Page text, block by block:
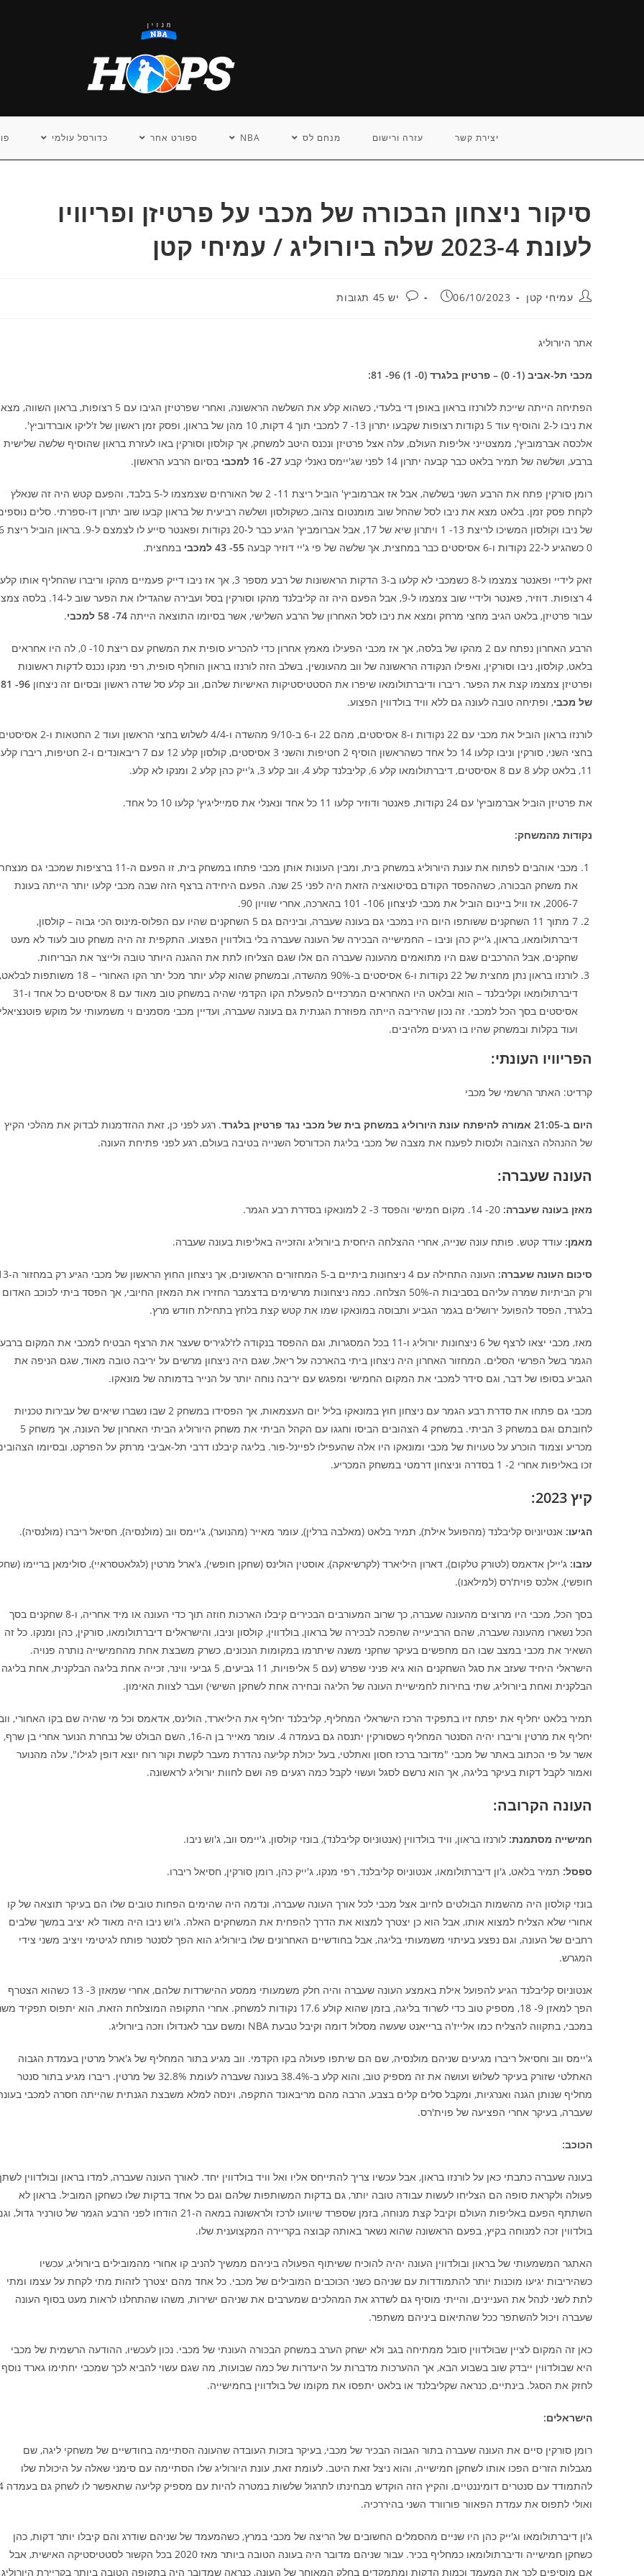
יצירת קשר עזרה ורישום מנחם לס NBA ספורט אחר כדורסל עולמי
סיקור ניצחון הבכורה של מכבי על פרטיזן ופריוויו
לעונת 2023-4 שלה ביורוליג / עמיחי קטן
מחבר:
עמיחי קטן פורסם:
06/10/2023 תגובות:
יש 45 תגובות
אתר היורוליג
מכבי תל-אביב (1- 0) – פרטיזן בלגרד (0- 1) 96- 81:
הפתיחה הייתה שייכת ללורנזו בראון באופן די בלעדי, כשהוא קלע את השלשה הראשונה, ואחרי שפרטיזן הגיבו עם 5 רצופות, בראון השווה, מצא
את ניבו ל-2 והוסיף עוד 5 נקודות רצופות שקבעו יתרון 13- 7 למכבי תוך 4 דקות, 10 מהן של בראון, ופסק זמן ראשון של ז'ליקו אוברדוביץ'.
אלכסה אברמוביץ', ממצטייני אליפות העולם, עלה אצל פרטיזן ונכנס היטב למשחק, אך קולסון וסורקין באו לעזרת בראון שהוסיף שלשה שלישית
ברבע, ושלשה של תמיר בלאט כבר קבעה יתרון 14 לפני שג'יימס נאנלי קבע
27- 16 למכבי בסיום הרבע הראשון.
רומן סורקין פתח את הרבע השני בשלשה, אבל אז אברמוביץ' הוביל ריצת 11- 2 של האורחים שצמצמו ל-5 בלבד, והפעם קטש היה זה שנאלץ
לקחת פסק זמן. בלאט מצא את ניבו לסל שהחל שוב מומנטום צהוב, כשקולסון ושלשה רביעית של בראון קבעו שוב יתרון דו-ספרתי. סלים
0 כשהגיע ל-22 נקודות ו-6 אסיסטים כבר במחצית, אך שלשה של פי ג'יי דוזיר קבעה 55- 43 למכבי במחצית.
זאק לידיי ופאנטר צמצמו ל-8 כשמכבי לא קלעו ב-3 הדקות הראשונות של רבע מספר 3, אך אז ניבו דייק פעמיים מהקו וריברו שהחליף אותו קלע
4 רצופות. דוזיר, פאנטר ולידיי שוב צמצמו ל-9, אבל הפעם היה זה קליבלנד מהקו וסורקין בסל ועבירה שהגדילו את
עבור פרטיזן, בלאט הגיב מחצי מרחק ומצא את ניבו לסל האחרון של הרבע השלישי, אשר בסיומו התוצאה הייתה 74- 58 למכבי .
הרבע האחרון נפתח עם 2 מהקו של בלסה, אך אז מכבי הפעילו מאמץ אחרון כדי להכריע סופית את המשחק עם ריצת 10- 0, לה היו אחראים
בלאט, קולסון, ניבו וסורקין, ואפילו הנקודה הראשונה של ווב מהעונשין. בשלב הזה לורנזו בראון הוחלף סופית, רפי מנקו נכנס לדקות ראשונות
ופרטיזן צמצמו קצת את הפער. ריברו ודיברתולומאו שיפרו את הסטטיסטיקות האישיות שלהם, ווב קלע סל שדה ראשון ובסיום זה ניצחון
96- 81
של מכבי, ופתיחה טובה לעונה גם ללא וויד בולדווין הפצוע.
לורנזו בראון הוביל את מכבי עם 22 נקודות ו-8 אסיסטים, מהם 22 ו-6 ב-9/10 מהשדה ו-4/4 לשלוש בחצי הראשון ועוד 2 החטאות
בחצי השני, סורקין וניבו קלעו 14 כל אחד כשהראשון הוסיף 2 חטיפות והשני 3 אסיסטים, קולסון קלע 12 עם 7 ריבאונדים ו-2 חטיפות, ריברו קלע
11, בלאט קלע 8 עם 8 אסיסטים, דיברתולומאו קלע 6, קליבלנד קלע 4, ווב קלע 3, ג'ייק כהן קלע 2 ומנקו לא קלע.
את פרטיזן הוביל אברמוביץ' עם 24 נקודות, פאנטר ודוזיר קלעו 11 כל אחד ונאנלי את סמייליגיץ' קלעו 10 כל אחד.
נקודות מהמשחק:
מכבי אוהבים לפתוח את עונת היורוליג במשחק בית, ומבין העונות אותן מכבי פתחו במשחק בית, זו הפעם ה-11 ברציפות שמכבי גם
את משחק הבכורה, כשההפסד הקודם בסיטואציה הזאת היה לפני 25 שנה. הפעם היחידה ברצף הזה שבה מכבי קלעו יותר הייתה בעונת
2006-7, אז וויל ביינום הוביל את מכבי לניצחון 106- 101 בהארכה, אחרי שוויון 90.
7 מתוך 11 השחקנים ששותפו היום היו במכבי גם בעונה שעברה, וביניהם גם 5 השחקנים שהיו עם הפלוס-מינוס הכי גבוה – קולסון,
דיברתולומאו, בראון, ג'ייק כהן וניבו – החמישייה הבכירה של העונה שעברה בלי בולדווין הפצוע. התקפית זה היה משחק טוב לעוד לא מעט
שחקנים, אבל ההרכבים שגם היו מתואמים מהעונה שעברה הם אלו שגם הצליחו לתת את ההגנה היותר טובה ולייצר את הבריחות.
לורנזו בראון נתן מחצית של 22 נקודות ו-6 אסיסטים ב-90% מהשדה, ובמשחק שהוא קלע יותר מכל יתר הקו האחורי – 18 משותפות לבלאט,
דיברתולומאו וקליבלנד – הוא ובלאט היו האחראים המרכזיים להפעלת הקו הקדמי שהיה במשחק טוב מאוד עם 8 אסיסטים כל אחד ו-31
אסיסטים בסך הכל למכבי. זה נכון שהיריבה הייתה מפוזרת הגנתית גם בעונה שעברה, ועדיין מכבי מסמנים וי משמעותי על מוקש
ועוד בקלות ובמשחק שהיו בו רגעים מלהיבים.
הפריוויו העונתי:
קרדיט: האתר הרשמי של מכבי
היום ב-21:05 אמורה להיפתח עונת היורוליג במשחק בית של מכבי נגד פרטיזן בלגרד
. רגע לפני כן, זאת ההזדמנות לבדוק את מהלכי הקיץ
של ההנהלה הצהובה ולנסות לפענח את מצבה של מכבי בליגת הכדורסל השנייה בטיבה בעולם, רגע לפני פתיחת העונה.
העונה שעברה:
מאזן בעונה שעברה:
מאמן: עודד קטש. פותח עונה שנייה, אחרי ההצלחה היחסית ביורוליג והזכייה באליפות בעונה שעברה.
סיכום העונה שעברה:
העונה התחילה עם 4 ניצחונות ביתיים ב-5 המחזורים הראשונים,
ורק הביתיות שמרה עליהם בסביבות ה-50% הצלחה. כמה ניצחונות מרשימים בדצמבר החזירו את המאזן החיובי, אך הפסד ביתי לכוכב האדום
בלגרד, הפסד להפועל ירושלים בגמר הגביע ותבוסה במונאקו שמו את קטש קצת בלחץ בתחילת חודש מרץ.
מאז, מכבי יצאו לרצף של 6 ניצחונות יורוליג ו-11 בכל המסגרות, וגם ההפסד בנקודה לז'לגיריס שעצר את הרצף הבטיח למכבי את המקום ברבע
הגמר בשל הפרשי הסלים. המחזור האחרון היה ניצחון ביתי בהארכה על ריאל, שגם היה ניצחון מרשים על יריבה טובה מאוד, שגם הניפה את
הגביע בסופו של דבר, וגם סידר למכבי את המקום החמישי ומפגש עם יריבה נוחה יותר על הנייר בדמותה של מונאקו.
מכבי גם פתחו את סדרת רבע הגמר עם ניצחון חוץ במונאקו בליל יום העצמאות, אך הפסידו במשחק 2 שבו נשברו שיאים של עבירות טכניות
לחובתם וגם במשחק 3 הביתי. במשחק 4 הצהובים הביסו וחגגו עם הקהל הביתי את משחק היורוליג הביתי האחרון של העונה, אך משחק 5
מכריע וצמוד הוכרע על טעויות של מכבי ומונאקו היו אלה שהעפילו לפיינל-פור. בליגה קיבלנו דרבי תל-אביבי מרתק על הפרקט, ובסיומו
זכו באליפות אחרי 2- 1 בסדרה וניצחון דרמטי במשחק המכריע.
קיץ 2023:
הגיעו: אנטיוניוס קליבלנד (מהפועל אילת), תמיר בלאט (מאלבה ברלין), עומר מאייר (מהנוער), ג'יימס ווב (מולנסיה), חסיאל ריברו (מולנסיה).
עזבו: ג'יילן אדאמס (לטורק טלקום), דארון היליארד (לקרשיאקה), אוסטין הולינס (שחקן חופשי), ג'ארל מרטין (לגלאטסראיי), סולימאן בריימו
חופשי), אלכס פוית'רס (למילאנו).
בסך הכל, מכבי היו מרוצים מהעונה שעברה, כך שרוב המעורבים הבכירים קיבלו הארכות חוזה תוך כדי העונה או מיד אחריה, ו-8 שחקנים בסך
הכל נשארו מהעונה שעברה, שהם הרביעייה שהפכה לבכירה של בראון, בולדווין, קולסון וניבו, והישראלים דיברתולומאו, סורקין, כהן ומנקו. כל זה
השאיר את מכבי במצב שבו הם מחפשים בעיקר שחקני משנה שיתרמו במקומות הנכונים, כשרק משבצת אחת מהחמישייה נותרה פנויה.
הישראלי היחיד שעזב את סגל השחקנים הוא גיא פניני שפרש (עם 5 אליפויות, 11 גביעים, 5 גביעי ווינר, זכייה אחת בליגה הבלקנית, אחת בליגה
הבלקנית ואחת ביורוליג, שתי בחירות לחמישיית העונה של הליגה ובחירה אחת לשחקן השישי) ועבר לצוות האימון.
תמיר בלאט יחליף את יפתח זיו בתפקיד הרכז הישראלי המחליף, קליבלנד יחליף את היליארד, הולינס, אדאמס וכל מי שהיה שם בקו האחורי,
יחליף את מרטין וריברו יהיה הסנטר המחליף כשסורקין יתנסה גם בעמדה 4. עומר מאייר בן ה-16, השם הבולט של נבחרת הנוער אחרי בן שרף,
אשר על פי הכתוב באתר של מכבי "מדובר ברכז חסון ואתלטי, בעל יכולת קליעה נהדרת מעבר לקשת וקור רוח יוצא דופן לגילו", עלה מהנוער
ואמור לקבל דקות בעיקר בליגה, אך הוא נרשם לסגל ועשוי לקבל כמה רגעים פה ושם לחוות יורוליג לראשונה.
העונה הקרובה:
חמישייה מסתמנת: לורנזו בראון, וויד בולדווין (אנטוניוס קליבלנד), בונזי קולסון, ג'יימס ווב, ג'וש ניבו.
ספסל: תמיר בלאט, ג'ון דיברתולומאו, אנטוניוס קליבלנד, רפי מנקו, ג'ייק כהן, רומן סורקין, חסיאל ריברו.
בונזי קולסון היה מהשמות הבולטים לחיוב אצל מכבי לכל אורך העונה שעברה, ונדמה היה שהימים הפחות טובים שלו הם בעיקר תוצאה של קו
אחורי שלא הצליח למצוא אותו, אבל הוא כן יצטרך למצוא את הדרך להפחית את המשחקים האלה. ג'וש ניבו היה מאוד לא יציב במשך שלבים
רחבים של העונה, וגם נפצע בעיתוי משמעותי בליגה, אבל בחודשיים האחרונים שלו ביורוליג הוא הפך לסנטר פותח לגיטימי ויציב משני צידי
המגרש.
אנטוניוס קליבלנד הגיע להפועל אילת באמצע העונה שעברה והיה חלק משמעותי ממסע ההישרדות שלהם, אחרי שמאזן 3- 13 כשהוא הצטרף
הפך למאזן 9- 18, מספיק טוב כדי לשרוד בליגה, בזמן שהוא קולע 17.6 נקודות למשחק. אחרי התקופה המוצלחת הזאת, הוא יתפוס תפקיד
במכבי, בתקווה להצליח כמו אלייז'ה ברייאנט שעשה מסלול דומה וקיבל טבעת NBA ומשם עבר לאנדולו וזכה ביורוליג.
ג'יימס ווב וחסיאל ריברו מגיעים שניהם מולנסיה, שם הם שיתפו פעולה בקו הקדמי. ווב מגיע בתור המחליף של ג'ארל מרטין בעמדת הגבוה
האתלטי שזורק בעיקר לשלוש ועושה את זה מספיק טוב, והוא קלע ב-38.4% בעונה שעברה לעומת 32.8% של מרטין. ריברו מגיע בתור סנטר
מחליף שנותן הגנה ואנרגיות, ומקבל סלים קלים בצבע, הרבה מהם מריבאונד התקפה, וינסה למלא משבצת הגנתית שהייתה חסרה למכבי
שעברה, בעיקר אחרי הפציעה של פוית'רס.
הכוכב:
בעונה שעברה כתבתי כאן על לורנזו בראון, אבל עכשיו צריך להתייחס אליו ואל וויד בולדווין יחד. לאורך העונה שעברה, למדו בראון ובולדווין
פעולה ולקראת סופה הם הצליחו לעשות עבודה טובה יותר, גם בדקות המשותפות שלהם וגם כל אחד בדקות שלו כשחקן המוביל. בראון לא
השתתף הפעם באליפות העולם וקיבל קצת מנוחה, בזמן שספרד שיוועו לרכז ולראשונה במאה ה-21 הודחו לפני הרבע הגמר של טורניר
בולדווין זכה למנוחה בקיץ, בפעם הראשונה שהוא נשאר באותה קבוצה בקריירה המקצוענית שלו.
האתגר המשמעותי של בראון ובולדווין העונה יהיה להוכיח ששיתוף הפעולה ביניהם ממשיך להניב קו אחורי מהמובילים ביורוליג, עכשיו
כשהיריבות יגיעו מוכנות יותר להתמודדות עם שניהם כשני הכוכבים המובילים של מכבי. כל אחד מהם יצטרך לזהות מתי לקחת על עצמו ומתי
לתת לשני לנהל את העניינים, והייתי מוסיף גם לשדרג את המהלכים שמערבים את שניהם ישירות, משהו שהתחלנו לראות מעט בסוף העונה
שעברה ויכול להשתפר ככל שהתיאום ביניהם משתפר.
כאן זה המקום לציין שבולדווין סובל ממתיחה בגב ולא ישחק הערב במשחק הבכורה העונתי של מכבי. נכון לעכשיו, ההודעה הרשמית של מכבי
היא שבולדווין ייבדק שוב בשבוע הבא, אך ההערכות מדברות על היעדרות של כמה שבועות, מה שגם עשוי להביא לכך שמכבי יחתימו גארד נוסף
לחזק את הסגל. בינתיים, כנראה שקליבלנד או בלאט יתפסו את מקומו של בולדווין בחמישייה.
הישראלים:
רומן סורקין סיים את העונה שעברה בתור הגבוה הבכיר של מכבי, בעיקר בזכות העובדה שהעונה הסתיימה בחודשיים של משחקי ליגה, שם
מגבלות הזרים הפכו אותו לשחקן חמישייה, והוא ניצל זאת היטב. לעומת זאת, עונת היורוליג שלו הסתיימה עם סימני שאלה על היכולת שלו
ואולי לתפוס את עמדת הפאוור פורוורד השני בהיררכיה.
ג'ון דיברתולומאו וג'ייק כהן היו שניים מהסמלים החשובים של הריצה של מכבי במרץ, כשהמעמד של שניהם שודרג והם קיבלו יותר דקות, כהן
כשחקן חמישייה ודיברתולומאו כמחליף בכיר. עבור שניהם מדובר היה בעונה הטובה ביותר מאז 2020 בכל הקשור לסטטיסטיקה האישית, אבל
אם מוסיפים לכך את המעמד וכמות הדקות ומתמקדים בחלק המאוחר של העונה, כנראה שמדובר היה בתקופה הטובה ביותר בקריירת היורוליג